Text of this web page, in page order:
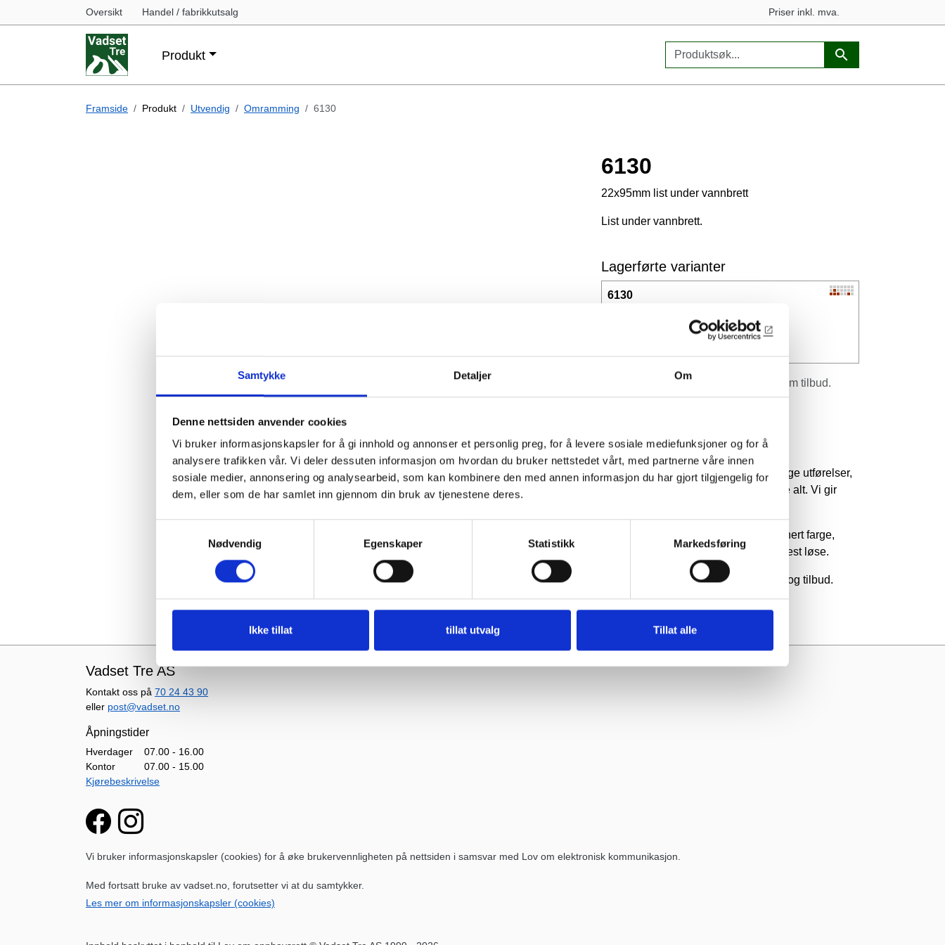
Samtykke Detaljer Om
Denne nettsiden anvender cookies
Vi bruker informasjonskapsler for å gi innhold og annonser et personlig preg, for å levere sosiale mediefunksjoner og for å
analysere trafikken vår. Vi deler dessuten informasjon om hvordan du bruker nettstedet vårt, med partnerne våre innen
sosiale medier, annonsering og analysearbeid, som kan kombinere den med annen informasjon du har gjort tilgjengelig for
dem, eller som de har samlet inn gjennom din bruk av tjenestene deres.
Nødvendig
Egenskaper Statistikk Markedsføring
Ikke tillat tillat utvalg Tillat alle
Oversikt Handel / fabrikkutsalg Priser inkl. mva.
Produkt
Framside Produkt Utvendig Omramming 6130
6130
22x95mm list under vannbrett
List under vannbrett.
Lagerførte varianter
6130
Priser inkl.mva. og veiledende, spør om tilbud.
Les mer om å handle med oss.
Bestillingvare
Produktet kan lages i mange forskjellige utførelser,
men vi har ikke mulighet til å lagerføre alt. Vi gir
av profil, egendefinert farge,
tilpassede lengder og annet kan vi oftest løse.
Ta gjerne kontakt for mer informasjon og tilbud.
Vadset Tre AS
Kontakt oss på 70 24 43 90
eller post@vadset.no
Åpningstider
Hverdager
Kontor
07.00 - 16.00
07.00 - 15.00
Kjørebeskrivelse
Vi bruker informasjonskapsler (cookies) for å øke brukervennligheten på nettsiden i samsvar med Lov om elektronisk kommunikasjon.
Med fortsatt bruke av vadset.no, forutsetter vi at du samtykker.
Les mer om informasjonskapsler (cookies)